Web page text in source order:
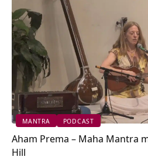
MANTRA PODCAST
Aham Prema – Maha Mantra
Hill